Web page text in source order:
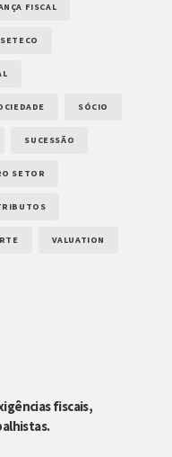
FISCAL
SETECO
SÓCIO
SUCESSÃO
SETOR
VALUATION
fiscais,